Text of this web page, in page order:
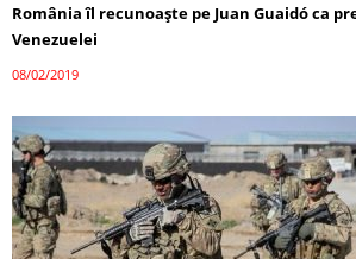
România îl recunoaşte pe Juan Guaidó ca
Venezuelei
08/02/2019